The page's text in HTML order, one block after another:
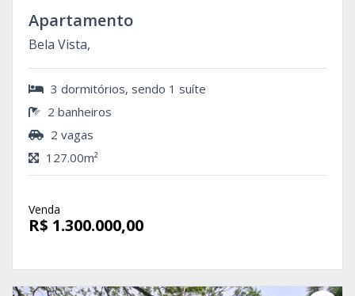
Apartamento
Bela Vista,
3 dormitórios, sendo 1 suíte
2 banheiros
2 vagas
127.00m²
Venda
R$ 1.300.000,00